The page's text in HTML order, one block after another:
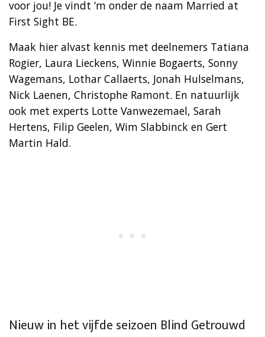
voor jou! Je vindt ‘m onder de naam Married at
First Sight BE.
Maak hier alvast kennis met deelnemers Tatiana
Rogier, Laura Lieckens, Winnie Bogaerts, Sonny
Wagemans, Lothar Callaerts, Jonah Hulselmans,
Nick Laenen, Christophe Ramont. En natuurlijk
ook met experts Lotte Vanwezemael, Sarah
Hertens, Filip Geelen, Wim Slabbinck en Gert
Martin Hald.
Nieuw in het vijfde seizoen Blind Getrouwd